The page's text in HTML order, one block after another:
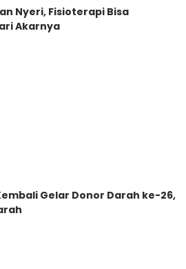
Nyeri, Fisioterapi Bisa
Akarnya
Gelar Donor Darah ke-26,